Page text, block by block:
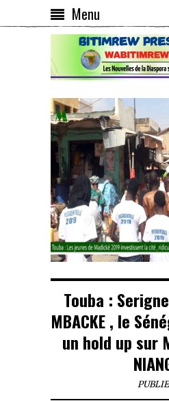
Menu
Touba :
MBACKE , le
un hold up sur
PUBLIE